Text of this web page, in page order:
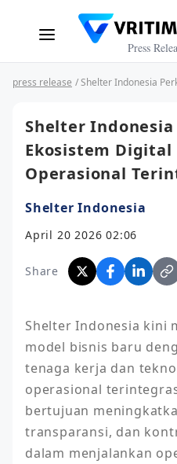
Press
press release
Shelter
Ekosistem
Operasional
Shelter Indonesia
April 20 2026 02:06
Share
Shelter Indonesia kini
model bisnis baru
tenaga kerja dan
operasional
bertujuan
transparansi, dan
dalam menjalankan